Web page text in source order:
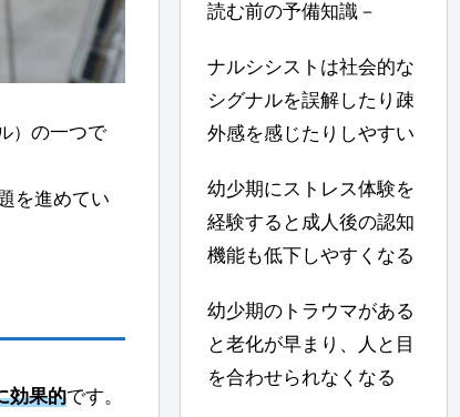
） の一つで
を進めてい
効果的です。
読む前の予備知識－
ナルシシストは社会的な
シグナルを誤解したり疎
外感を感じたりしやすい
幼少期にストレス体験を
経験すると成人後の認知
機能も低下しやすくなる
幼少期のトラウマがある
と老化が早まり、人と目
を合わせられなくなる